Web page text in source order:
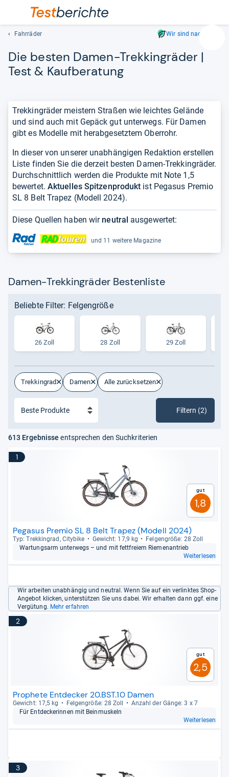
Geben
ein.
und
lassen
mit
Fahrräder Wir sind nachhaltig
Die bes­ten Damen-​Trek­kin­grä­der |
Test & Kauf­be­ra­tung
Trekkingräder meistern Straßen wie leichtes Gelände
und sind auch mit Gepäck gut unterwegs. Für Damen
gibt es Modelle mit herabgesetztem Oberrohr.
In dieser von unserer unabhängigen Redaktion erstellen
Liste finden Sie die derzeit besten Damen-Trekkingräder.
Durchschnittlich werden die Produkte mit Note 1,5
bewertet. Aktuelles Spitzenprodukt ist Pegasus Premio
SL 8 Belt Trapez (Modell 2024).
Diese Quellen haben wir neutral ausgewertet:
und 11 weitere Magazine
Damen-Trekkingräder Bestenliste
Beliebte Filter: Felgengröße
26 Zoll 28 Zoll 29 Zoll
Trekkingrad Damen Alle zurücksetzen
Filtern (2)
613 Ergebnisse entsprechen den Suchkriterien
1
Gut
1,8
Pegasus Premio SL 8 Belt Trapez (Modell 2024)
Typ: Trek­kin­grad, City­bike Gewicht: 17,9 kg
Fel­gen­größe: 28 Zoll
War­tungs­arm unter­wegs – und mit fett­freiem Rie­men­an­trieb
Weiterlesen
Wir arbeiten unabhängig und neutral. Wenn Sie auf ein verlinktes Shop-
Angebot klicken, unterstützen Sie uns dabei. Wir erhalten dann ggf. eine
Vergütung. Mehr erfahren
2
Gut
2,5
Prophete Entdecker 20.BST.10 Damen
Gewicht: 17,5 kg Fel­gen­größe: 28 Zoll
Anzahl der Gänge: 3 x 7
Für Ent­decke­rin­nen mit Bein­mus­keln
Weiterlesen
3